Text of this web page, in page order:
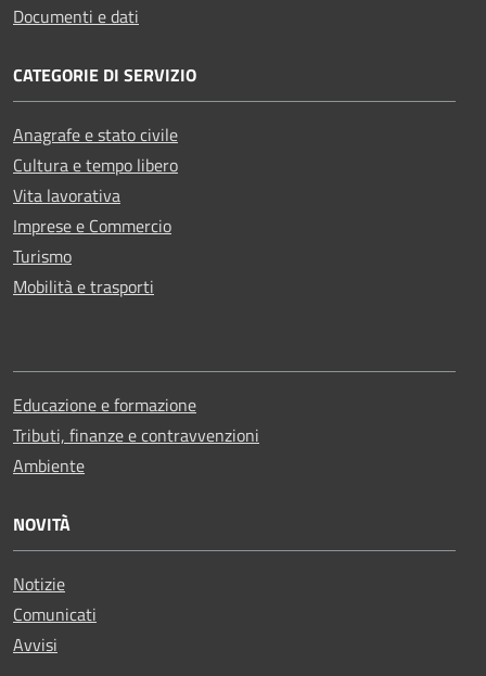
Documenti e dati
CATEGORIE DI SERVIZIO
Anagrafe e stato civile
Cultura e tempo libero
Vita lavorativa
Imprese e Commercio
Turismo
Mobilità e trasporti
Educazione e formazione
Tributi, finanze e contravvenzioni
Ambiente
NOVITÀ
Notizie
Comunicati
Avvisi